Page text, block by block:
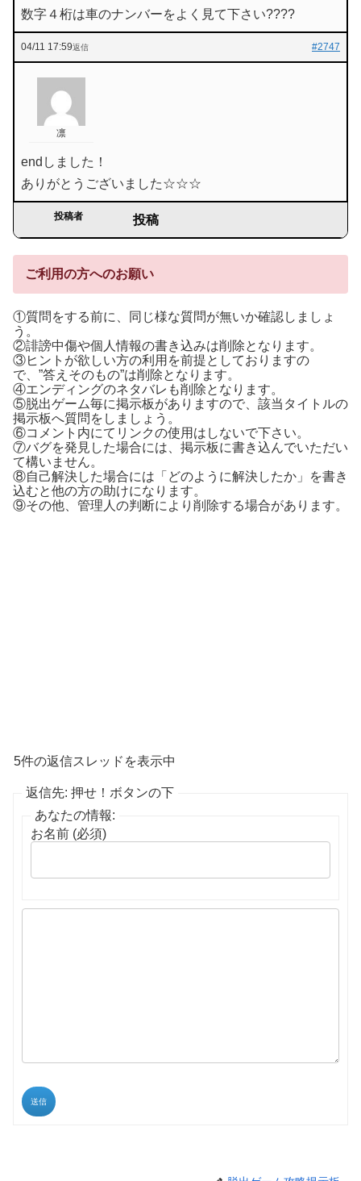
数字４桁は車のナンバーをよく見て下さい????
04/11 17:59 #2747
返信
凛
endしました！
ありがとうございました☆☆☆
投稿者 投稿
ご利用の方へのお願い
①質問をする前に、同じ様な質問が無いか確認しましょ
う。
②誹謗中傷や個人情報の書き込みは削除となります。
③ヒントが欲しい方の利用を前提としておりますの
で、”答えそのもの”は削除となります。
④エンディングのネタバレも削除となります。
⑤脱出ゲーム毎に掲示板がありますので、該当タイトルの
掲示板へ質問をしましょう。
⑥コメント内にてリンクの使用はしないで下さい。
⑦バグを発見した場合には、掲示板に書き込んでいただい
て構いません。
⑧自己解決した場合には「どのように解決したか」を書き
込むと他の方の助けになります。
⑨その他、管理人の判断により削除する場合があります。
5件の返信スレッドを表示中
返信先: 押せ！ボタンの下
あなたの情報:
お名前 (必須)
送信